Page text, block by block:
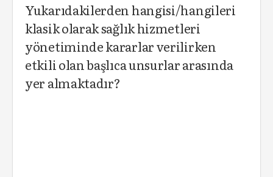
Yukarıdakilerden hangisi/hangileri
klasik olarak sağlık hizmetleri
yönetiminde kararlar verilirken
etkili olan başlıca unsurlar arasında
yer almaktadır?